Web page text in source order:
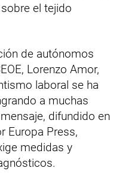
el tejido
de autónomos
Lorenzo Amor,
laboral se ha
a muchas
difundido en
Europa Press,
medidas y